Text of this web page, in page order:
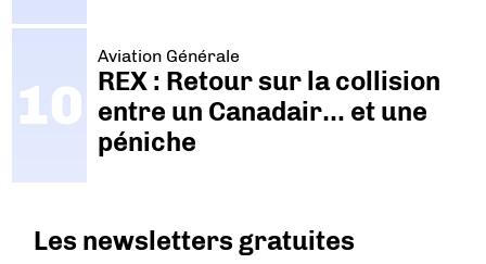
Aviation Générale
REX : Retour sur la collision
entre un Canadair… et une
péniche
Les newsletters gratuites